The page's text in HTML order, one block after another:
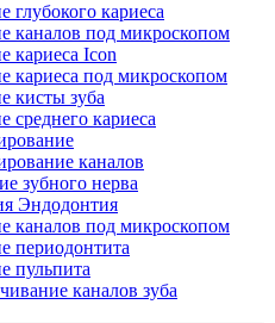
глубокого кариеса
каналов под микроскопом
кариеса Icon
кариеса под микроскопом
кисты зуба
среднего кариеса
каналов
зубного нерва
Эндодонтия
каналов под микроскопом
периодонтита
пульпита
каналов зуба